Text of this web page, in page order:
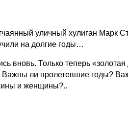
уличный хулиган Марк
на долгие годы…
вновь. Только теперь
ли пролетевшие годы?
и женщины?..